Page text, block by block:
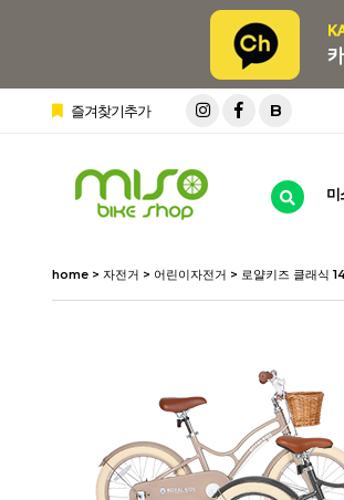
즐겨찾기추가 B
미
home > 자전거 > 어린이자전거 > 로얄키즈 클래식